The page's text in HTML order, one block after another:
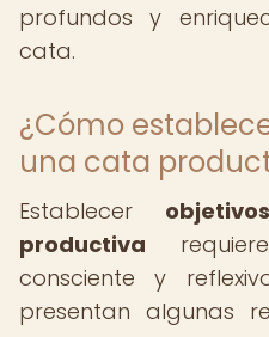
profundos y
cata.
¿Cómo
una cata
Establecer
productiva
consciente y
presentan algunas